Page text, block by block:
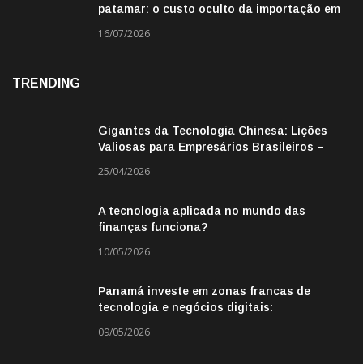
patamar: o custo oculto da importação em
16/07/2026
TRENDING
Gigantes da Tecnologia Chinesa: Lições
Valiosas para Empresários Brasileiros –
25/04/2026
A tecnologia aplicada no mundo das
finanças funciona?
10/05/2026
Panamá investe em zonas francas de
tecnologia e negócios digitais:
09/05/2026